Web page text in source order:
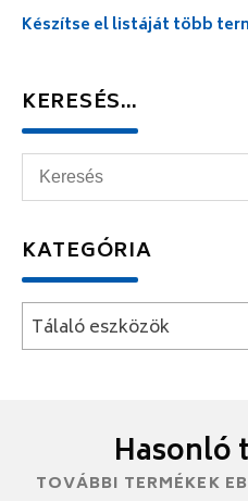
Készítse el listáját több
KERESÉS…
KATEGÓRIA
Tálaló eszközök
Hasonló
TOVÁBBI TERMÉKEK